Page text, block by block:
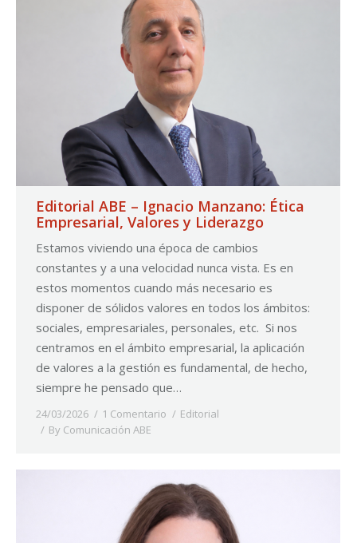
Editorial ABE – Ignacio Manzano: Ética
Empresarial, Valores y Liderazgo
Estamos viviendo una época de cambios
constantes y a una velocidad nunca vista. Es en
estos momentos cuando más necesario es
disponer de sólidos valores en todos los ámbitos:
sociales, empresariales, personales, etc. Si nos
centramos en el ámbito empresarial, la aplicación
de valores a la gestión es fundamental, de hecho,
siempre he pensado que…
24/03/2026 1 Comentario
Editorial
By Comunicación ABE